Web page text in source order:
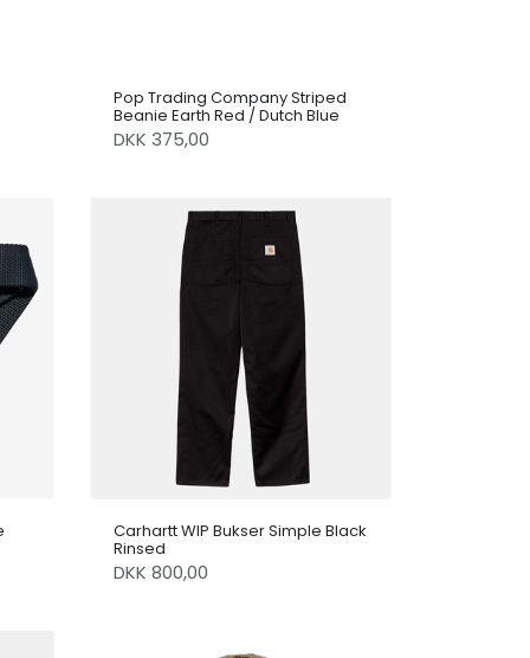
Pop Trading Company Striped
Beanie Earth Red / Dutch Blue
DKK 375,00
Carhartt WIP Bukser Simple Black
Rinsed
DKK 800,00